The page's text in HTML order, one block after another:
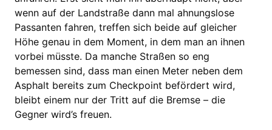
wenn auf der Landstraße dann mal ahnungslose
Passanten fahren, treffen sich beide auf gleicher
Höhe genau in dem Moment, in dem man an ihnen
vorbei müsste. Da manche Straßen so eng
bemessen sind, dass man einen Meter neben dem
Asphalt bereits zum Checkpoint befördert wird,
bleibt einem nur der Tritt auf die Bremse – die
Gegner wird’s freuen.